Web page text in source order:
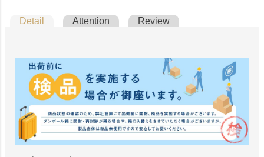
Detail Attention Review